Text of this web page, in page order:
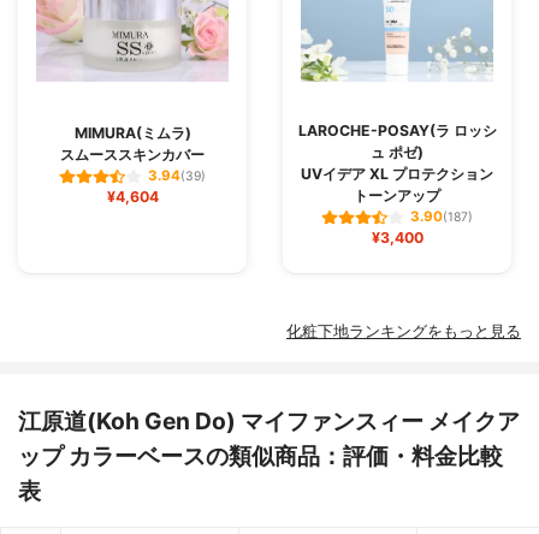
MIMURA(ミムラ)
スムーススキンカバー
3.94(39)
¥4,604
LAROCHE-POSAY(ラ ロッシ
ュ ポゼ)
UVイデア XL プロテクション
トーンアップ
3.90(187)
¥3,400
化粧下地ランキングをもっと見る
江原道(Koh Gen Do) マイファンスィー メイクア
ップ カラーベースの類似商品：評価・料金比較
表